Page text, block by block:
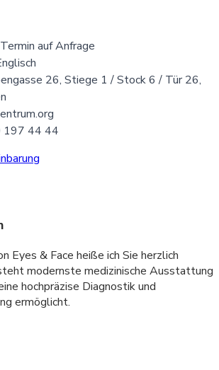
auf Anfrage
26, Stiege 1 / Stock 6 / Tür 26,
44 44
Eyes & Face heiße ich Sie herzlich
modernste medizinische Ausstattung
hochpräzise Diagnostik und
ermöglicht.